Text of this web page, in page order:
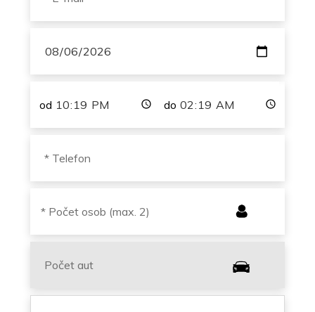
od do